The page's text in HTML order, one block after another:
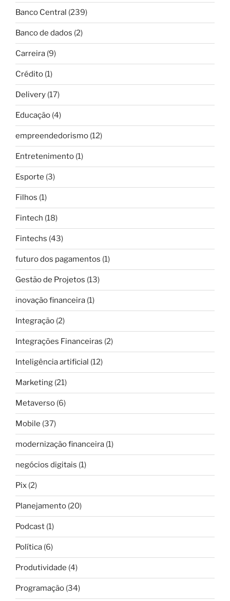
Banco Central (239)
Banco de dados (2)
Carreira (9)
Crédito (1)
Delivery (17)
Educação (4)
empreendedorismo (12)
Entretenimento (1)
Esporte (3)
Filhos (1)
Fintech (18)
Fintechs (43)
futuro dos pagamentos (1)
Gestão de Projetos (13)
inovação financeira (1)
Integração (2)
Integrações Financeiras (2)
Inteligência artificial (12)
Marketing (21)
Metaverso (6)
Mobile (37)
modernização financeira (1)
negócios digitais (1)
Pix (2)
Planejamento (20)
Podcast (1)
Política (6)
Produtividade (4)
Programação (34)